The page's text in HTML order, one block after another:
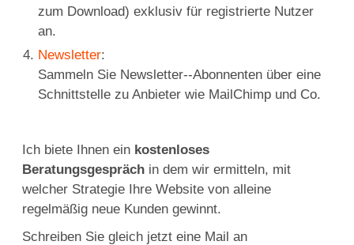
zum Download) exklusiv für registrierte Nutzer
an.
Newsletter:
Sammeln Sie Newsletter--Abonnenten über eine
Schnittstelle zu Anbieter wie MailChimp und Co.
Ich biete Ihnen ein kostenloses
Beratungsgespräch in dem wir ermitteln, mit
welcher Strategie Ihre Website von alleine
regelmäßig neue Kunden gewinnt.
Schreiben Sie gleich jetzt eine Mail an